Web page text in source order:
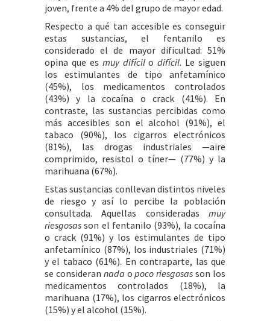
joven, frente a 4% del grupo de mayor edad.
Respecto a qué tan accesible es conseguir
estas sustancias, el fentanilo es
considerado el de mayor dificultad: 51%
opina que es muy difícilodifícil. Le siguen
los estimulantes de tipo anfetamínico
(45%), los medicamentos controlados
(43%) y la cocaína o crack (41%). En
contraste, las sustancias percibidas como
más accesibles son el alcohol (91%), el
tabaco (90%), los cigarros electrónicos
(81%), las drogas industriales —aire
comprimido, resistol o tíner— (77%) y la
marihuana (67%).
Estas sustancias conllevan distintos niveles
de riesgo y así lo percibe la población
consultada. Aquellas consideradas muy
riesgosas son el fentanilo (93%), la cocaína
o crack (91%) y los estimulantes de tipo
anfetamínico (87%), los industriales (71%)
y el tabaco (61%). En contraparte, las que
se consideran nada opoco riesgosas son los
medicamentos controlados (18%), la
marihuana (17%), los cigarros electrónicos
(15%) y el alcohol (15%).